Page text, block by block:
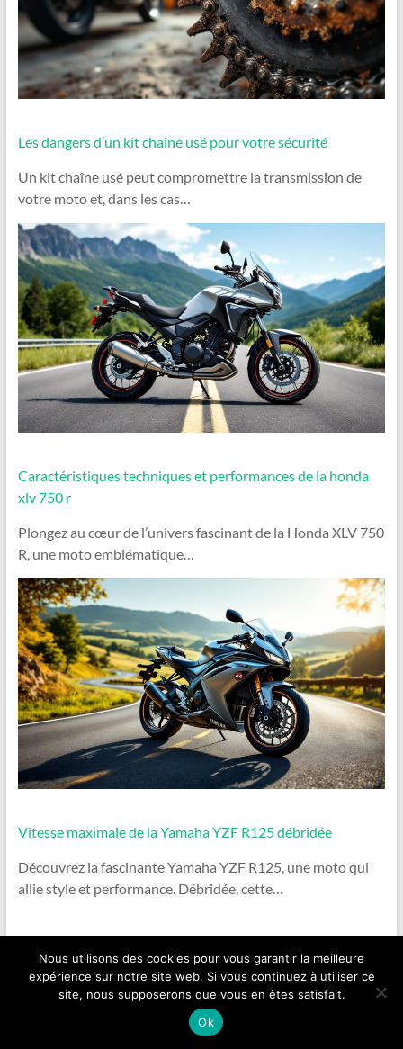
Les dangers d’un kit chaîne usé pour votre sécurité
Un kit chaîne usé peut compromettre la transmission de
votre moto et, dans les cas…
Caractéristiques techniques et performances de la honda
xlv 750 r
Plongez au cœur de l’univers fascinant de la Honda XLV 750
R, une moto emblématique…
Vitesse maximale de la Yamaha YZF R125 débridée
Découvrez la fascinante Yamaha YZF R125, une moto qui
allie style et performance. Débridée, cette…
Étiqueté avec : bandit
moto
moto
optimisation
performance
pression des pneus
Nous utilisons des cookies pour vous garantir la meilleure
expérience sur notre site web. Si vous continuez à utiliser ce
site, nous supposerons que vous en êtes satisfait.
Ok